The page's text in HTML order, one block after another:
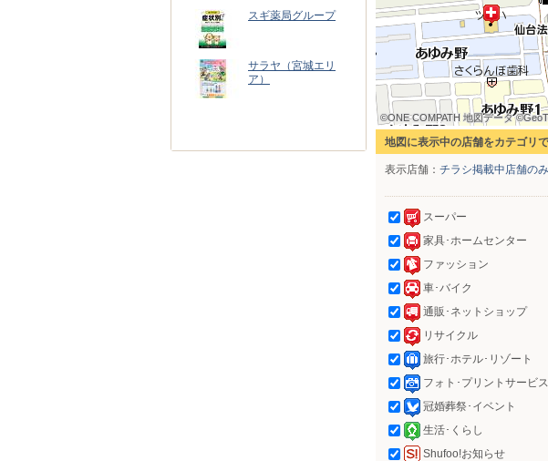
©ONE COMPATH 地図データ
©ONE COMPATH 地図データ
©ONE COMPATH 地図データ
©ONE COMPATH 地図データ
©ONE COMPATH 地図データ
©ONE COMPATH 地図データ
©ONE COMPATH 地図データ
©ONE COMPATH 地図データ
©ONE COMPATH 地図データ
地図に表示中の店舗をカテゴリ
表示店舗： チラシ掲載中店舗のみ
スーパー
家具･ホームセンター
ファッション
車･バイク
通販･ネットショップ
リサイクル
旅行･ホテル･リゾート
フォト･プリントサービス
冠婚葬祭･イベント
生活･くらし
Shufoo!お知らせ
cloverleaf/イオンモー
ＨＯＬＩＣイオンモ
スギ薬局グループ
サラヤ（宮城エリ
ア）